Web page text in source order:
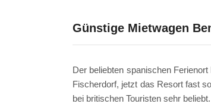
Günstige Mietwagen
Der beliebten spanischen
Fischerdorf, jetzt das Resort fast
bei britischen Touristen sehr beliebt.